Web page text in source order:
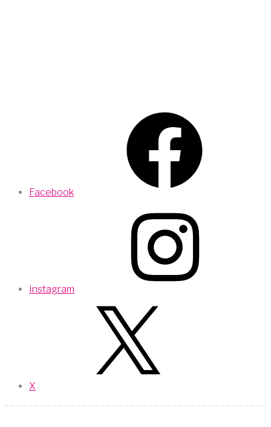
Facebook
Instagram
X